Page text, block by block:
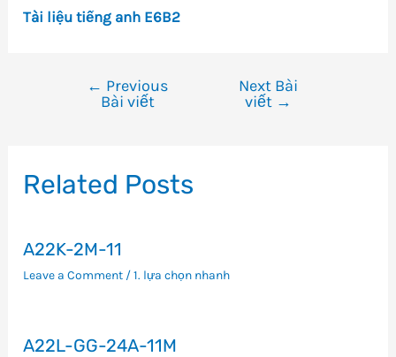
Tài liệu tiếng anh E6B2
viết
← Previous
Bài viết
Next Bài
viết →
Related Posts
A22K-2M-11
Leave a Comment /1. lựa chọn nhanh
A22L-GG-24A-11M